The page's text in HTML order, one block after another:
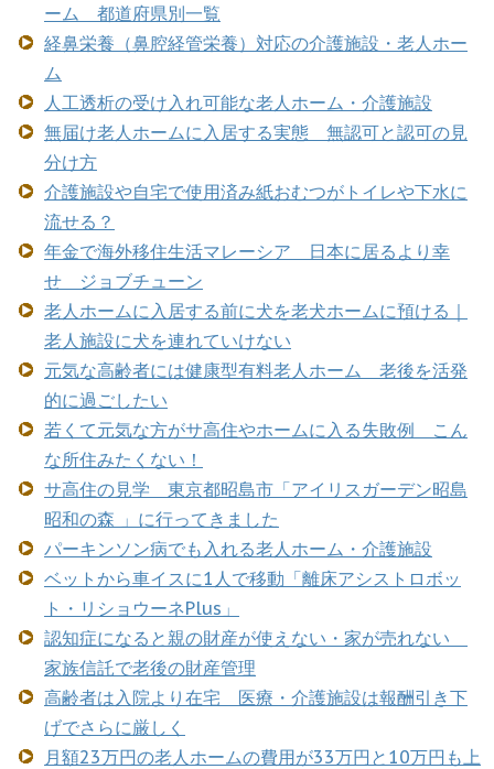
ーム 都道府県別一覧
経鼻栄養（鼻腔経管栄養）対応の介護施設・老人ホー
ム
人工透析の受け入れ可能な老人ホーム・介護施設
無届け老人ホームに入居する実態 無認可と認可の見
分け方
介護施設や自宅で使用済み紙おむつがトイレや下水に
流せる？
年金で海外移住生活マレーシア 日本に居るより幸
せ ジョブチューン
老人ホームに入居する前に犬を老犬ホームに預ける｜
老人施設に犬を連れていけない
元気な高齢者には健康型有料老人ホーム 老後を活発
的に過ごしたい
若くて元気な方がサ高住やホームに入る失敗例 こん
な所住みたくない！
サ高住の見学 東京都昭島市「アイリスガーデン昭島
昭和の森 」に行ってきました
パーキンソン病でも入れる老人ホーム・介護施設
ベットから車イスに1人で移動「離床アシストロボッ
ト・リショウーネPlus」
認知症になると親の財産が使えない・家が売れない
家族信託で老後の財産管理
高齢者は入院より在宅 医療・介護施設は報酬引き下
げでさらに厳しく
月額23万円の老人ホームの費用が33万円と10万円も上